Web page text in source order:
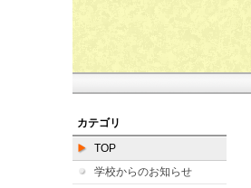
カテゴリ
TOP
学校からのお知らせ